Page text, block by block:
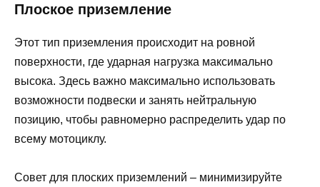
Плоское приземление
Этот тип приземления происходит на ровной
поверхности, где ударная нагрузка максимально
высока. Здесь важно максимально использовать
возможности подвески и занять нейтральную
позицию, чтобы равномерно распределить удар по
всему мотоциклу.
Совет для плоских приземлений – минимизируйте